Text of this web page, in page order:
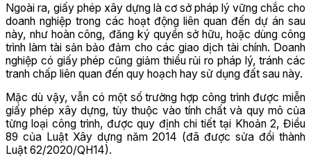
Ngoài ra, giấy phép xây dựng là cơ sở pháp lý vững chắc cho
doanh nghiệp trong các hoạt động liên quan đến dự án sau
này, như hoàn công, đăng ký quyền sở hữu, hoặc dùng công
trình làm tài sản bảo đảm cho các giao dịch tài chính. Doanh
nghiệp có giấy phép cũng giảm thiểu rủi ro pháp lý, tránh các
tranh chấp liên quan đến quy hoạch hay sử dụng đất sau này.
Mặc dù vậy, vẫn có một số trường hợp công trình được miễn
giấy phép xây dựng, tùy thuộc vào tính chất và quy mô của
từng loại công trình, được quy định chi tiết tại Khoản 2, Điều
89 của Luật Xây dựng năm 2014 (đã được sửa đổi thành
Luật 62/2020/QH14).